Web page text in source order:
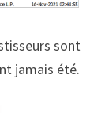
sont
jamais été.